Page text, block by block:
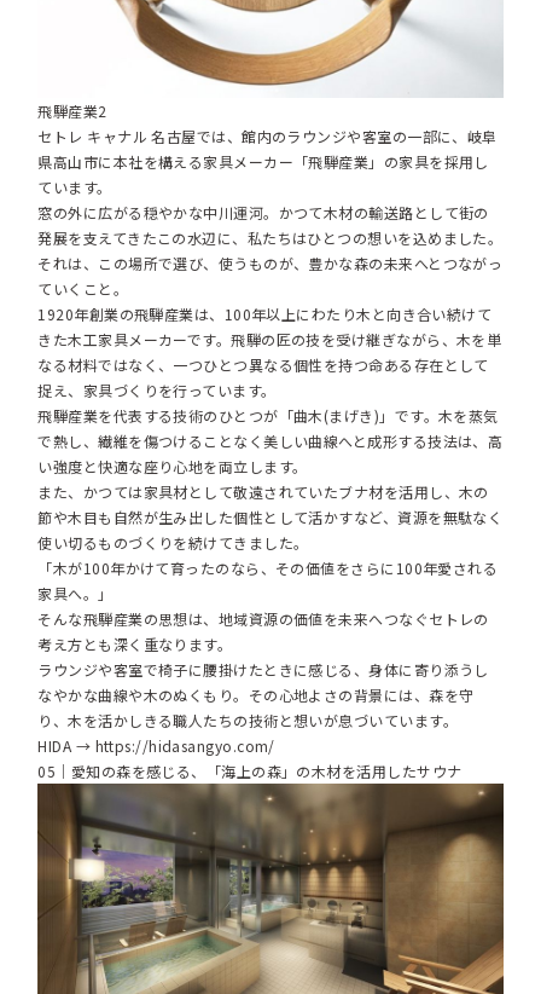
飛騨産業2
セトレ キャナル 名古屋では、館内のラウンジや客室の一部に、岐阜
県高山市に本社を構える家具メーカー「飛騨産業」の家具を採用し
ています。
窓の外に広がる穏やかな中川運河。かつて木材の輸送路として街の
発展を支えてきたこの水辺に、私たちはひとつの想いを込めました。
それは、この場所で選び、使うものが、豊かな森の未来へとつながっ
ていくこと。
1920年創業の飛騨産業は、100年以上にわたり木と向き合い続けて
きた木工家具メーカーです。飛騨の匠の技を受け継ぎながら、木を単
なる材料ではなく、一つひとつ異なる個性を持つ命ある存在として
捉え、家具づくりを行っています。
飛騨産業を代表する技術のひとつが「曲木(まげき)」です。木を蒸気
で熱し、繊維を傷つけることなく美しい曲線へと成形する技法は、高
い強度と快適な座り心地を両立します。
また、かつては家具材として敬遠されていたブナ材を活用し、木の
節や木目も自然が生み出した個性として活かすなど、資源を無駄なく
使い切るものづくりを続けてきました。
「木が100年かけて育ったのなら、その価値をさらに100年愛される
家具へ。」
そんな飛騨産業の思想は、地域資源の価値を未来へつなぐセトレの
考え方とも深く重なります。
ラウンジや客室で椅子に腰掛けたときに感じる、身体に寄り添うし
なやかな曲線や木のぬくもり。その心地よさの背景には、森を守
り、木を活かしきる職人たちの技術と想いが息づいています。
HIDA → https://hidasangyo.com/
05｜愛知の森を感じる、「海上の森」の木材を活用したサウナ